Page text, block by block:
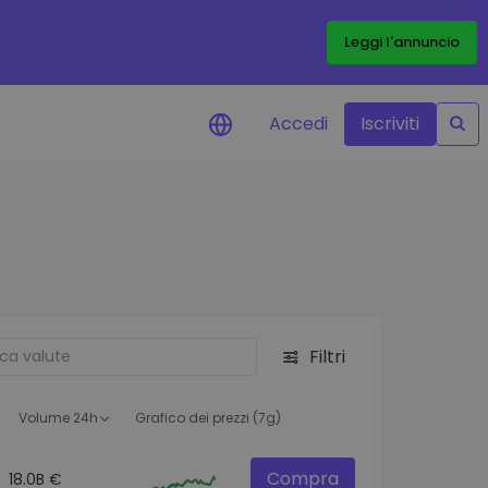
Leggi l'annuncio
utili per performance
Accedi Iscriviti
Filtri
Volume 24h Grafico dei prezzi (7g)
18.0B € Compra